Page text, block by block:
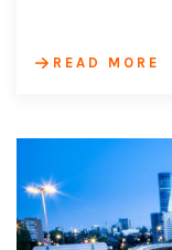
READ MORE